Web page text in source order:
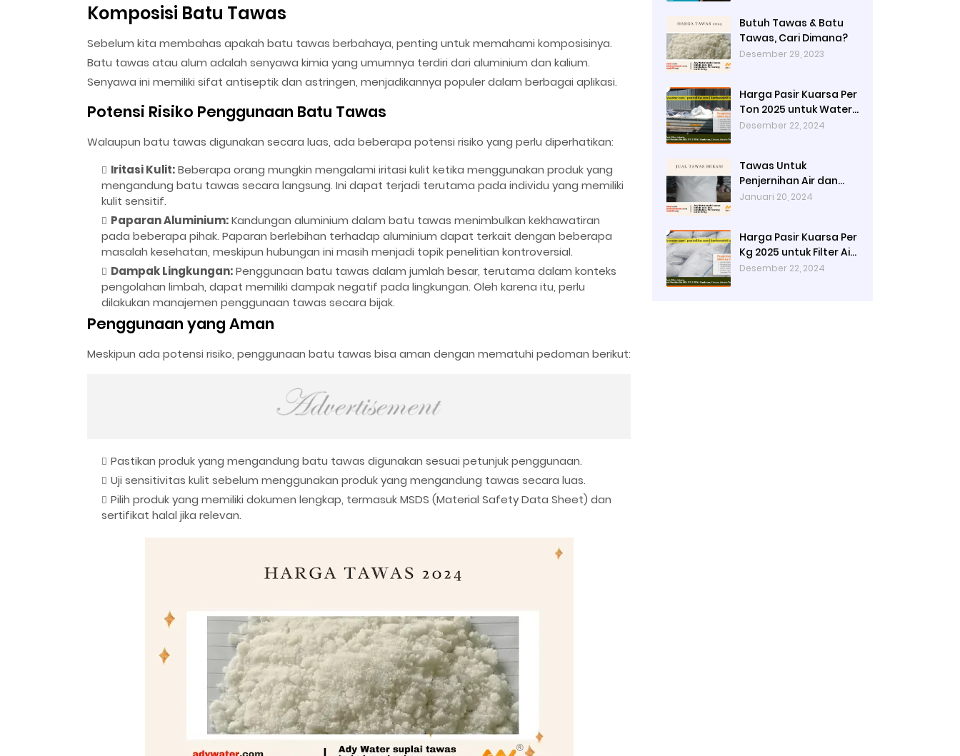
Komposisi Batu Tawas
Sebelum kita membahas apakah batu tawas berbahaya, penting untuk memahami komposisinya.
Batu tawas atau alum adalah senyawa kimia yang umumnya terdiri dari aluminium dan kalium.
Senyawa ini memiliki sifat antiseptik dan astringen, menjadikannya populer dalam berbagai aplikasi.
Potensi Risiko Penggunaan Batu Tawas
Walaupun batu tawas digunakan secara luas, ada beberapa potensi risiko yang perlu diperhatikan:
Iritasi Kulit:Beberapa orang mungkin mengalami iritasi kulit ketika menggunakan produk yang
mengandung batu tawas secara langsung. Ini dapat terjadi terutama pada individu yang memiliki
kulit sensitif.
Paparan Aluminium:Kandungan aluminium dalam batu tawas menimbulkan kekhawatiran
pada beberapa pihak. Paparan berlebihan terhadap aluminium dapat terkait dengan beberapa
masalah kesehatan, meskipun hubungan ini masih menjadi topik penelitian kontroversial.
Dampak Lingkungan:Penggunaan batu tawas dalam jumlah besar, terutama dalam konteks
pengolahan limbah, dapat memiliki dampak negatif pada lingkungan. Oleh karena itu, perlu
dilakukan manajemen penggunaan tawas secara bijak.
Penggunaan yang Aman
Meskipun ada potensi risiko, penggunaan batu tawas bisa aman dengan mematuhi pedoman berikut:
Pastikan produk yang mengandung batu tawas digunakan sesuai petunjuk penggunaan.
Uji sensitivitas kulit sebelum menggunakan produk yang mengandung tawas secara luas.
Pilih produk yang memiliki dokumen lengkap, termasuk MSDS (Material Safety Data Sheet) dan
sertifikat halal jika relevan.
Butuh Tawas & Batu
Tawas, Cari Dimana?
Desember 29, 2023
Harga Pasir Kuarsa Per
Ton 2025 untuk Water
Treatment Plant di
Desember 22, 2024
Tawas Untuk
Penjernihan Air dan
Cara Kerjanya
Januari 20, 2024
Harga Pasir Kuarsa Per
Kg 2025 untuk Filter Air
Rumah Tangga
Desember 22, 2024